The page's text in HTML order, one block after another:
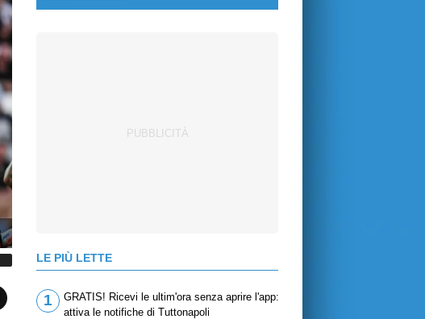
LE PIÙ LETTE
1
GRATIS! Ricevi le ultim'ora senza aprire l'app:
attiva le notifiche di Tuttonapoli